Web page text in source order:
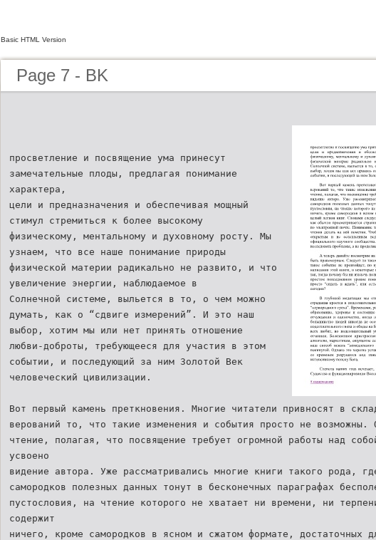
Basic HTML Version
Page 7 - BK
просветление и посвящение ума принесут
замечательные плоды, предлагая понимание
характера,
цели и предназначения и обеспечивая мощный
стимул стремиться к более высокому
физическому, ментальному и духовному росту. Мы
узнаем, что все наше понимание природы
физической материи радикально не развито, и что
увеличение энергии, наблюдаемое в
Солнечной системе, выльется в то, о чем можно
думать, как о “сдвиге измерений”. И это наш
выбор, хотим мы или нет принять отношение
любви-доброты, требующееся для участия в этом
событии, и последующий за ним Золотой Век
человеческий цивилизации.
Вот первый камень преткновения. Многие читатели привносят в
верований то, что такие изменения и события просто не возможны.
чтение, полагая, что посвящение требует огромной работы над
усвоено
видение автора. Уже рассматривались многие книги такого рода,
самородков полезных данных тонут в бесконечных параграфах
пустословия, на чтение которого не хватает ни времени, ни
содержит
ничего, кроме самородков в ясном и сжатом формате, достаточных